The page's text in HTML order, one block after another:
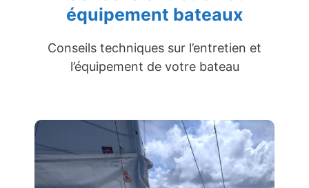
équipement bateaux
Conseils techniques sur l’entretien et
l’équipement de votre bateau